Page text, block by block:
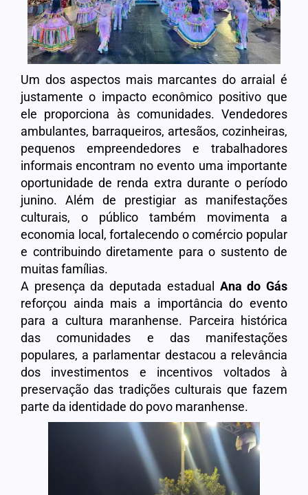
Um dos aspectos mais marcantes do arraial é
justamente o impacto econômico positivo que
ele proporciona às comunidades. Vendedores
ambulantes, barraqueiros, artesãos, cozinheiras,
pequenos empreendedores e trabalhadores
informais encontram no evento uma importante
oportunidade de renda extra durante o período
junino. Além de prestigiar as manifestações
culturais, o público também movimenta a
economia local, fortalecendo o comércio popular
e contribuindo diretamente para o sustento de
muitas famílias.
A presença da deputada estadual Ana do Gás
reforçou ainda mais a importância do evento
para a cultura maranhense. Parceira histórica
das comunidades e das manifestações
populares, a parlamentar destacou a relevância
dos investimentos e incentivos voltados à
preservação das tradições culturais que fazem
parte da identidade do povo maranhense.